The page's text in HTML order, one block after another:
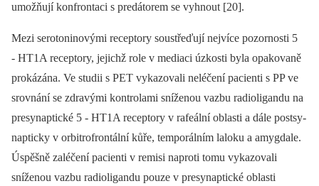
umožňují konfrontaci s predátorem se vyhnout [20].
Mezi serotoninovými receptory soustřeďují nejvíce pozornosti 5
-⁠ HT1A receptory, jejichž role v mediaci úzkosti byla opakovaně
prokázána. Ve studii s PET vykazovali neléčení pacienti s PP ve
srovnání se zdravými kontrolami sníženou vazbu radioligandu na
presynaptické 5 -⁠ HT1A receptory v rafeální oblasti a dále post­sy­
napticky v orbitrofrontální kůře, tem­­porálním laloku a amygdale.
Úspěšně zaléčení pacienti v remisi naproti tomu vykazovali
sníženou vazbu radioligandu pouze v presynaptické oblasti